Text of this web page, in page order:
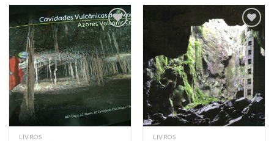
Add to
Wishlist
LIVROS
Add to
Wishlist
LIVROS